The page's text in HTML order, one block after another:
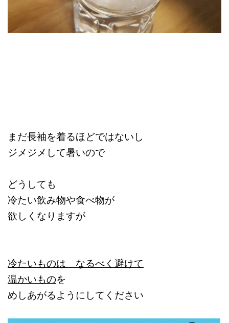
まだ長袖を着るほどではないし
ジメジメして暑いので
どうしても
冷たい飲み物や食べ物が
欲しくなりますが
冷たいものは なるべく避けて
温かいものを
めしあがるようにしてください